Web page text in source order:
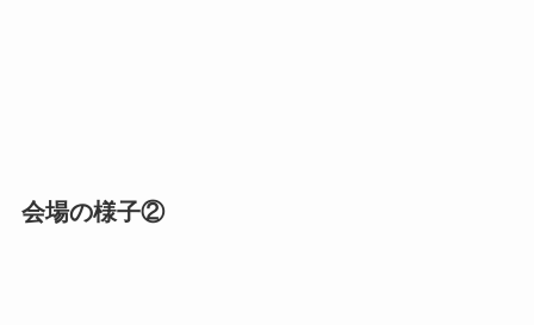
会場の様子②